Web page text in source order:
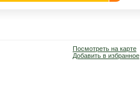
Посмотреть на карте
Добавить в избранное